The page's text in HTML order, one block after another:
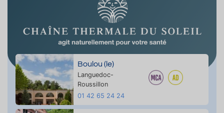
Boulou (le)
Languedoc-
Roussillon
01 42 65 24 24